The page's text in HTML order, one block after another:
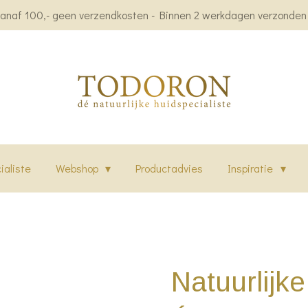
100,- geen verzendkosten - Binnen 2 werkdagen
Webshop Productadvies Inspiratie